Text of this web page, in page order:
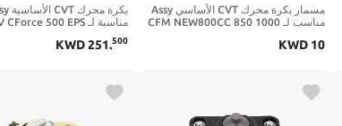
مسمار بكرة محرك CVT الأساسي Assy
مناسب لـ CFM NEW800CC 850 1000
KWD 10
مناسبة لـ CFM ATV CForce 500 EPS
KWD251.500